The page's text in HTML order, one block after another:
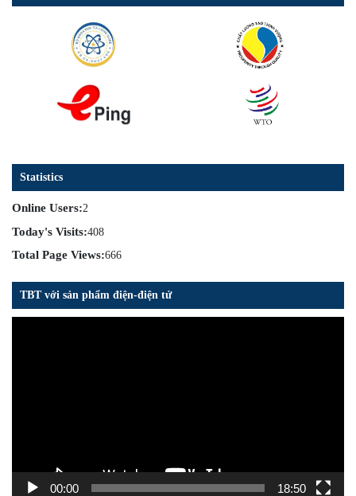
Statistics
Online Users:2
Today's Visits:408
Total Page Views:666
TBT với sản phẩm điện-điện tử
00:00 18:50